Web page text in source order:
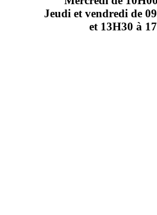
Jeudi et vendredi de
et 13H30 à